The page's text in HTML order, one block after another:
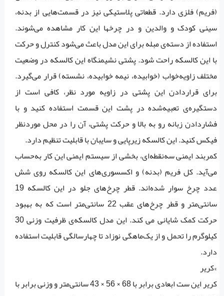
(فریم) فلزی دارد. قطعاتی پلاستیکی نیز در قسمت‌هایی از بدنه،
سینی کودک و والدین و در چرخها این کار مشاهده می‌شوند.
استفاده از دسته‌ی مبله برای این مدل باعث می‌شود کنترل و حرکت
با این کالسکه راحت شود. پشتی نشیمنگاه این کالسکه در وضعیت
مختلف زاویه‌خواب (خوابیده، نیمه خوابیده، نشسته) قرار می‌گیرد.
برای قراردادن این پشتی در زاویه‌ مورد نظر،‌ کافی است از
دستگیره‌ی تعبیه‌شده در پشت این قسمت استفاده کنید و با
فشاردادن زبانه رو به بالا و حرکت پشتی،‌ آن را در محل موردنظر
فیکس کنید. این کالسکه زیرپایی و سایبان با قابلیت تنظیم دارد.
کمربند ایمنی سه‌نقطه‌ای، بخشی از سیستم ایمنی این کار به‌حساب
می‌آید. کل فریم (بدنه) و اکسسوری‌های این کالسکه روی شش
عدد چرخ سوار شده‌اند. قطر چرخ‌های جلو در این کالسکه 19
سانتی‌متر و قطر چرخ‌های عقب 22 سانتی‌متر است که به بهبود
حرکت کمک شایانی می کند. این مدل کالسکه‌ی ظرفیت وزنی 30
کیلوگرم را تحمل و از یک‌ماهگی نوزاد تا چهارسالگی قابلیت استفاده
دارد.
»کریر
کریر این ست ابعادی برابر با 68 × 56 × 43 سانتی‌متر و وزنی برابر با